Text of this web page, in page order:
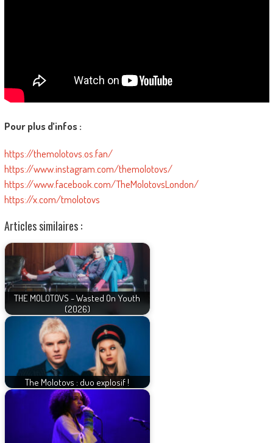
Pour plus d’infos :
https://themolotovs.os.fan/
https://www.instagram.com/themolotovs/
https://www.facebook.com/TheMolotovsLondon/
https://x.com/tmolotovs
Articles similaires :
THE MOLOTOVS - Wasted On Youth
(2026)
The Molotovs : duo explosif !